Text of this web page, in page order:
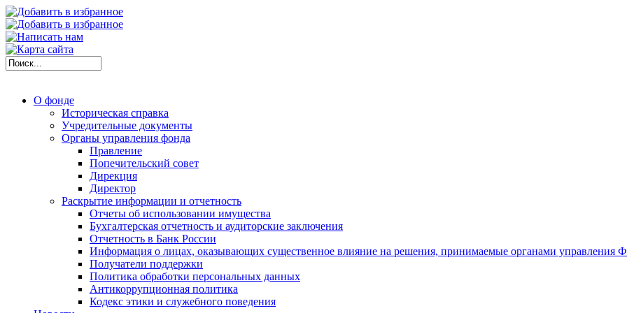
О фонде
Историческая справка
Учредительные документы
Органы управления фонда
Правление
Попечительский совет
Дирекция
Директор
Раскрытие информации и отчетность
Отчеты об использовании имущества
Бухгалтерская отчетность и аудиторские заключения
Отчетность в Банк России
Информация о лицах, оказывающих существенное влияние на решения, принимаемые органами управления
Получатели поддержки
Политика обработки персональных данных
Антикоррупционная политика
Кодекс этики и служебного поведения